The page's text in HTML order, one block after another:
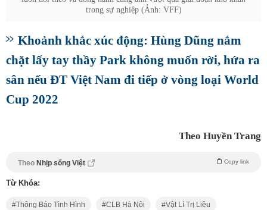
trong sự nghiệp (Ảnh: VFF)
Khoảnh khắc xúc động: Hùng Dũng nắm
chặt lấy tay thầy Park không muốn rời, hứa ra
sân nếu ĐT Việt Nam đi tiếp ở vòng loại World
Cup 2022
Theo Huyền Trang
Theo Nhịp sống Việt Copy link
Từ Khóa:
Thông Báo Tình Hình CLB Hà Nội Vật Lí Trị Liệu